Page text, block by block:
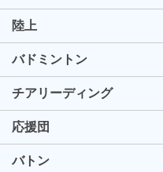
陸上
バドミントン
チアリーディング
応援団
バトン